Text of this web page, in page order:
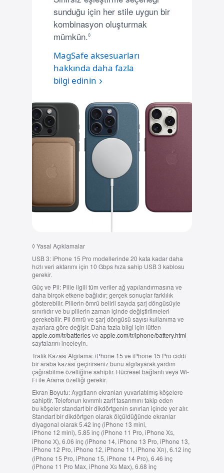
sunduğu için her stile uygun bir
kombinasyon oluşturmak
mümkün.◊
MagSafe aksesuarları
hakkında daha fazla
bilgi edinin
◊Yasal Açıklamalar
USB 3:iPhone 15 Pro modellerinde 20 kata kadar daha
hızlı veri aktarımı için 10 Gbps hıza sahip USB 3 kablosu
gerekir.
Güç ve Pil: Pille ilgili tüm veriler ağ yapılandırmasına ve
daha birçok etkene bağlıdır; gerçek sonuçlar farklılık
gösterebilir. Pillerin ömrü belirli sayıda şarj döngüsüyle
sınırlıdır ve bu pillerin zaman içinde değiştirilmeleri
gerekebilir. Pil ömrü ve şarj döngüsü sayısı kullanıma ve
ayarlara göre değişir. Daha fazla bilgi için lütfen
apple.com/tr/batteriesve apple.com/tr/iphone/battery.html
sayfalarını inceleyin.
Trafik Kazası Algılama:iPhone 15 ve iPhone 15 Pro ciddi
bir araba kazası geçirirseniz bunu algılayarak yardım
çağırabilme özelliğine sahiptir. Hücresel bağlantı veya Wi-
Fi ile Arama özelliği gerekir.
Ekran Boyutu:Aygıtların ekranları yuvarlatılmış köşelere
sahiptir. Telefonun kıvrımlı zarif tasarımını takip eden
bu köşeler standart bir dikdörtgenin sınırları içinde yer alır.
Standart bir dikdörtgen olarak ölçüldüğünde ekranlar
diyagonal olarak 5.42 inç (iPhone 13 mini,
iPhone 12 mini), 5.85 inç (iPhone 11 Pro, iPhone XS,
iPhone X), 6.06 inç (iPhone 14, iPhone 13 Pro, iPhone 13,
iPhone 12 Pro, iPhone 12, iPhone 11, iPhone XR), 6.12 inç
(iPhone 15 Pro, iPhone 15, iPhone 14 Pro), 6.46 inç
(iPhone 11 Pro Max, iPhone XS Max), 6.68 inç